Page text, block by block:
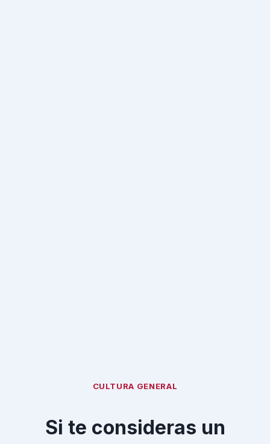
CULTURA GENERAL
Si te consideras un